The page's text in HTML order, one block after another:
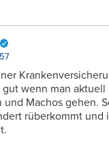
wenn man
und Machos gehen.
rüberkommt und